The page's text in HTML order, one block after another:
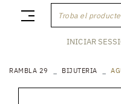
Troba el
INICIAR
RAMBLA 29 BIJUTERIA